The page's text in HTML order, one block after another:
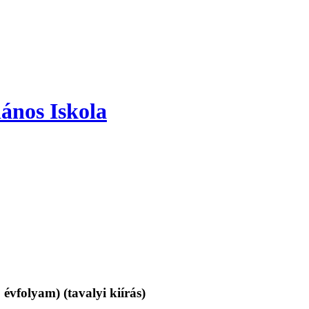
Iskola
évfolyam) (tavalyi kiírás)